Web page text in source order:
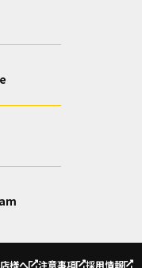
様へ 注意事項 採用情報